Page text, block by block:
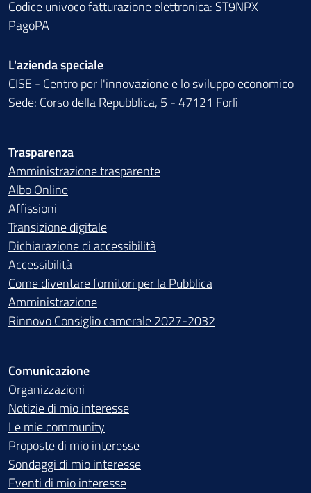
Codice univoco fatturazione elettronica: ST9NPX
PagoPA
L'azienda speciale
CISE - Centro per l'innovazione e lo sviluppo economico
Sede: Corso della Repubblica, 5 - 47121 Forlì
Trasparenza
Amministrazione trasparente
Albo Online
Affissioni
Transizione digitale
Dichiarazione di accessibilità
Accessibilità
Come diventare fornitori per la Pubblica
Amministrazione
Rinnovo Consiglio camerale 2027-2032
Comunicazione
Organizzazioni
Notizie di mio interesse
Le mie community
Proposte di mio interesse
Sondaggi di mio interesse
Eventi di mio interesse